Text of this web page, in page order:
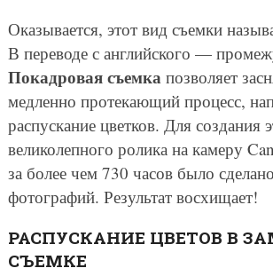
Оказывается, этот вид съемки
В переводе с английского —
Покадровая съемкапозволяет
медленно протекающий процесс,
распускание цветков. Для создания
великолепного ролика на камеру
за более чем 730 часов было
фотографий. Результат восхищает!
РАСПУСКАНИЕ ЦВЕТОВ В
СЪЕМКЕ